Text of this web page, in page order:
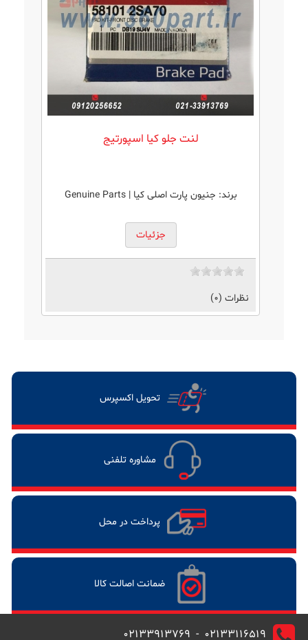
لنت جلو كيا اسپورتيج
برند: جنیون پارت اصلی کیا | Genuine Parts
جزئیات
نظرات (0)
تحویل اکسپرس
مشاوره تلفنی
پرداخت در محل
ضمانت اصالت کالا
02133116519 - 02133913769